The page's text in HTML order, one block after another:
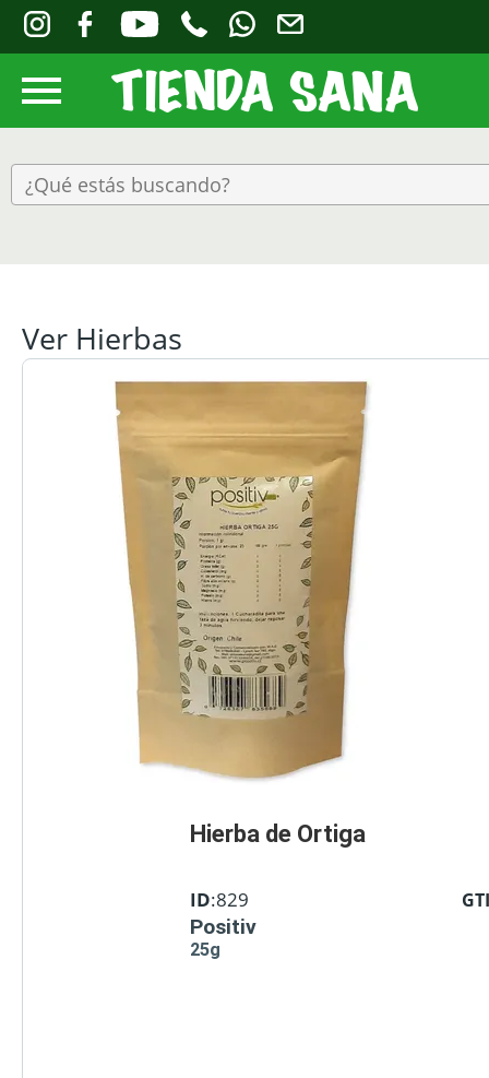
Ver Hierbas
Hierba de Ortiga
ID:829
Positiv
25g